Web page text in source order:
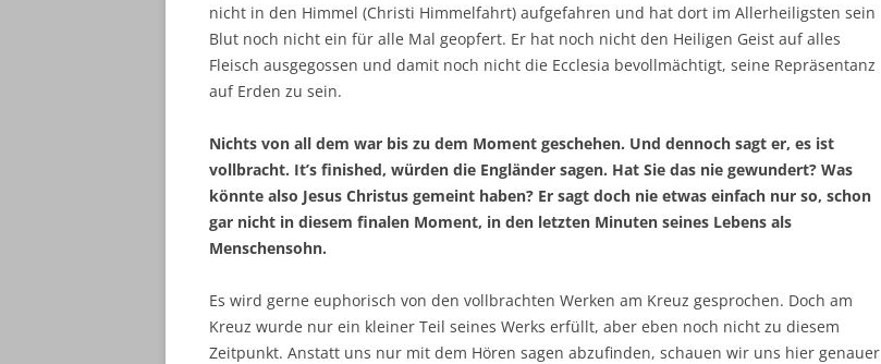
nicht in den Himmel (Christi Himmelfahrt) aufgefahren und hat dort im Allerheiligsten sein
Blut noch nicht ein für alle Mal geopfert. Er hat noch nicht den Heiligen Geist auf alles
Fleisch ausgegossen und damit noch nicht die Ecclesia bevollmächtigt, seine Repräsentanz
auf Erden zu sein.
Nichts von all dem war bis zu dem Moment geschehen. Und dennoch sagt er, es ist
vollbracht. It’s finished, würden die Engländer sagen. Hat Sie das nie gewundert? Was
könnte also Jesus Christus gemeint haben? Er sagt doch nie etwas einfach nur so, schon
gar nicht in diesem finalen Moment, in den letzten Minuten seines Lebens als
Menschensohn.
Es wird gerne euphorisch von den vollbrachten Werken am Kreuz gesprochen. Doch am
Kreuz wurde nur ein kleiner Teil seines Werks erfüllt, aber eben noch nicht zu diesem
Zeitpunkt. Anstatt uns nur mit dem Hören sagen abzufinden, schauen wir uns hier genauer